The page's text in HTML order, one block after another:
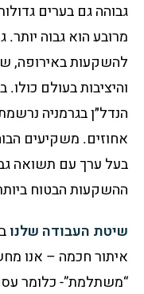
גבוהה גם בערים
מרובע הוא גבוה
להשקעות באירופה,
והיציבות בעולם
אחוזים. משקיעים
בעל ערך עם תשואה
ההשקעות הבטוח
שיטת העבודה שלנו
איתור חכמה – אנו
“משתלמת”- כלומר